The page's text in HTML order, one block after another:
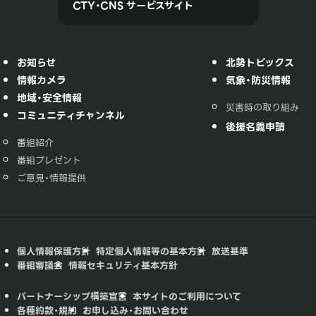
CTY・CNS サービスサイト
お知らせ
情報カメラ
地域・安全情報
コミュニティチャンネル
番組紹介
番組プレゼント
ご意見・情報提供
北勢トピックス
気象・防災情報
災害時の取り組み
後援名義申請
個人情報保護方針 特定個人情報等の基本方針 放送基準
番組審議会 情報セキュリティ基本方針
パートナーシップ構築宣言 本サイトのご利用について
各種約款・規約 お申し込み・お問い合わせ